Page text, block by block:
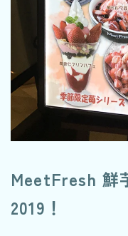
MeetFresh 鮮
2019！